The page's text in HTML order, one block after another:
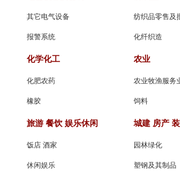
其它电气设备
报警系统
纺织品零售及
化纤织造
化学化工
化肥农药
橡胶
农业
农业牧渔服务
饲料
旅游 餐饮 娱乐休闲
饭店 酒家
休闲娱乐
城建 房产
园林绿化
塑钢及其制品